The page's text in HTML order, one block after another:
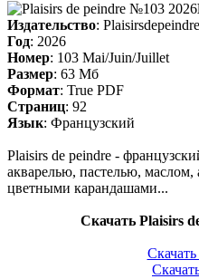
Издательство: Plaisirsdepeindre
Год: 2026
Номер: 103 Mai/Juin/Juillet
Размер: 63 Мб
Формат: True PDF
Страниц: 92
Язык: Французский
Plaisirs de peindre -
акварелью, пастелью,
цветными карандашами...
Скачать Plaisirs